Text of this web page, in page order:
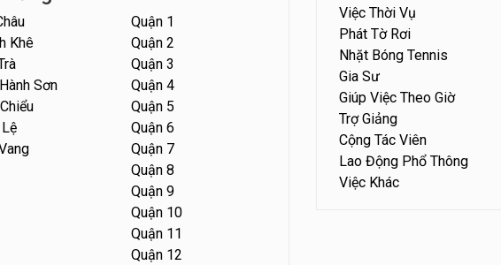
Khê
Sơn
Quận 1
Quận 2
Quận 3
Quận 4
Quận 5
Quận 6
Quận 7
Quận 8
Quận 9
Quận 10
Quận 11
Quận 12
Việc Thời Vụ
Phát Tờ Rơi
Nhặt Bóng Tennis
Gia Sư
Giúp Việc Theo Giờ
Trợ Giảng
Cộng Tác Viên
Lao Động Phổ Thông
Việc Khác